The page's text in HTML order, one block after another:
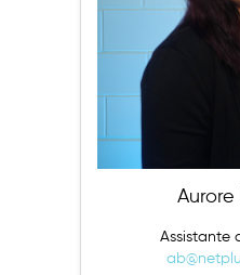
Assistante